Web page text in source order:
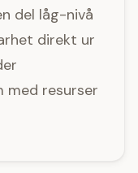
del låg-nivå
direkt ur
med resurser